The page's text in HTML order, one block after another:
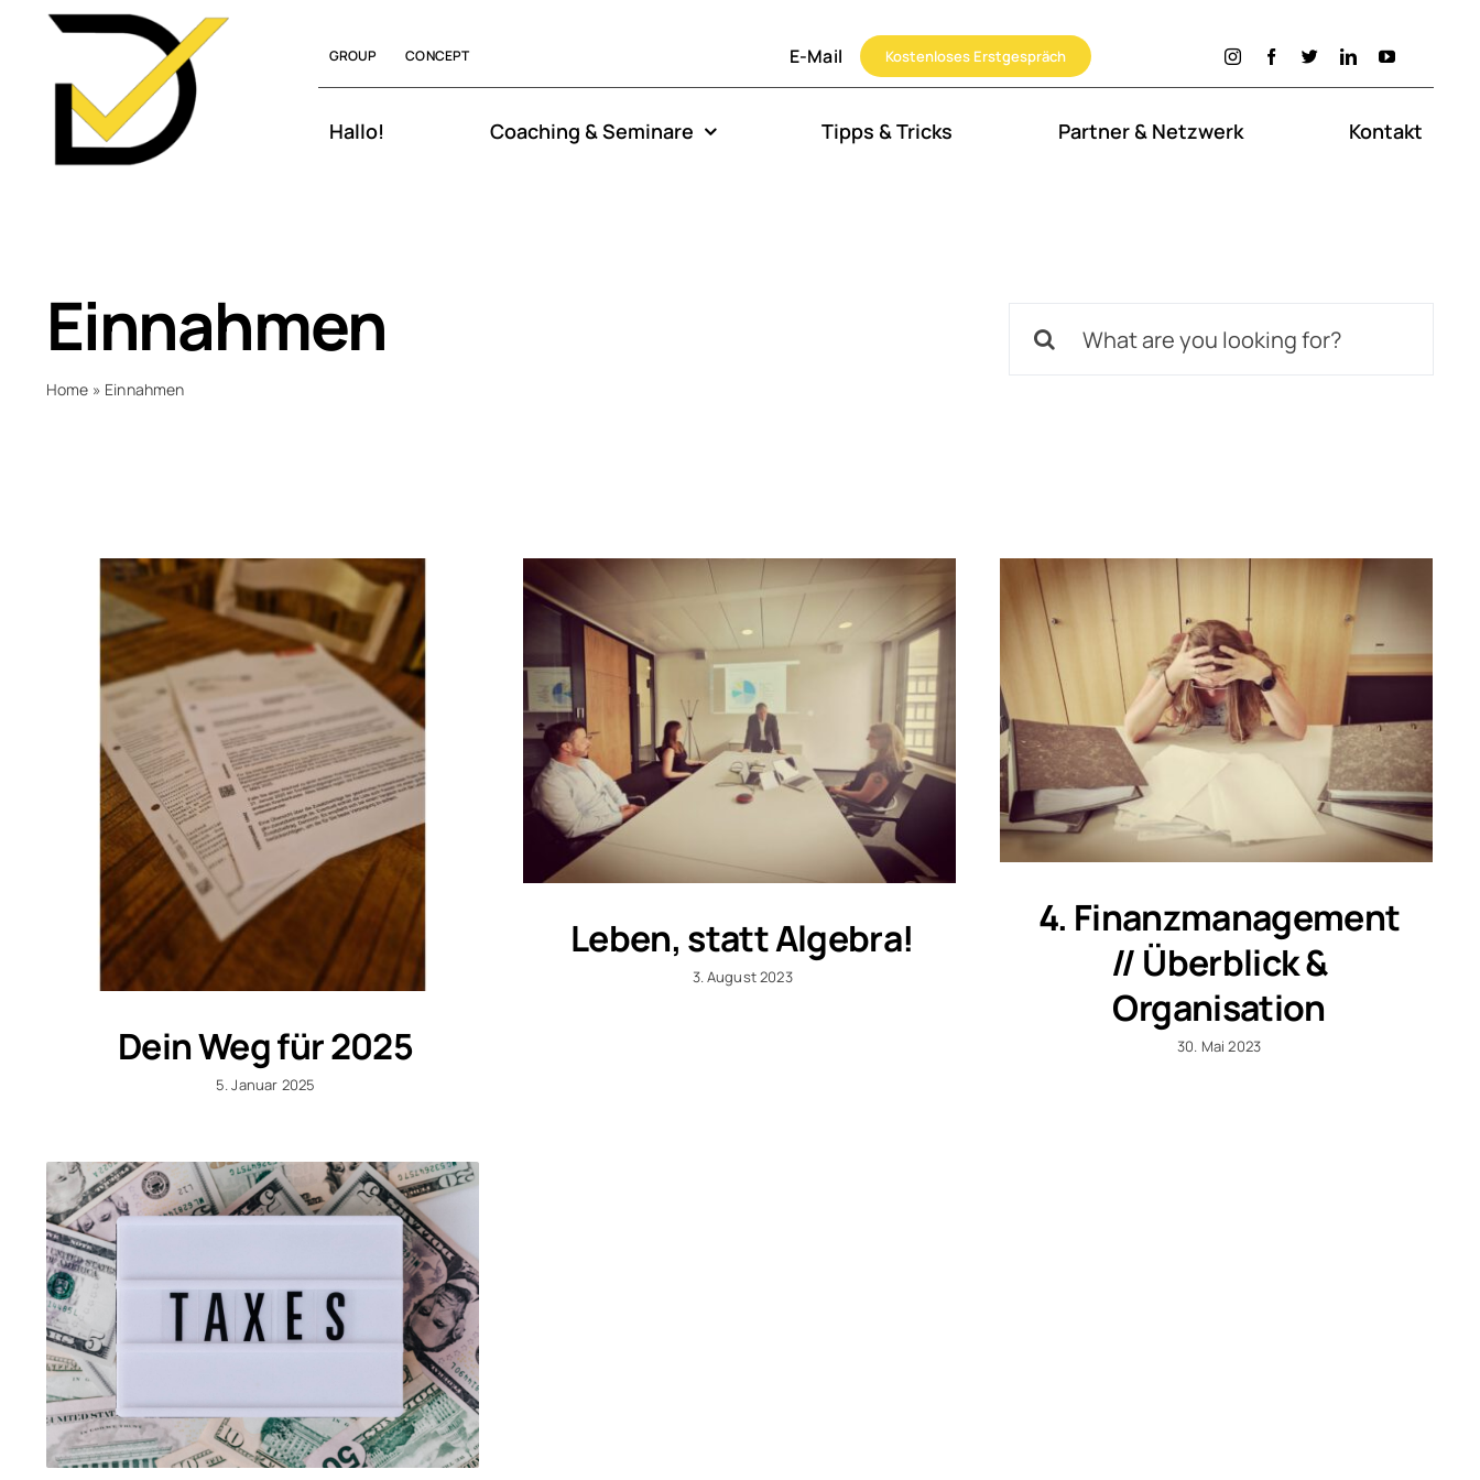
content
GROUP CONCEPT E-Mail Kostenloses Erstgespräch
Hallo! Coaching & Seminare Tipps & Tricks Partner & Netzwerk Kontakt
Einnahmen
Home » Einnahmen
Dein Weg für 2025
5. Januar 2025
Leben, statt Algebra!
3. August 2023
4. Finanzmanagement
// Überblick &
Organisation
30. Mai 2023